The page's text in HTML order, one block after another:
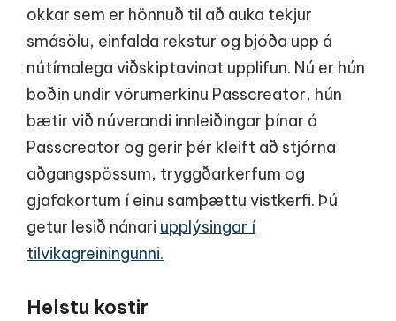
okkar sem er hönnuð til að auka tekjur
smásölu, einfalda rekstur og bjóða upp á
nútímalega viðskiptavinat upplifun. Nú er hún
boðin undir vörumerkinu Passcreator, hún
bætir við núverandi innleiðingar þínar á
Passcreator og gerir þér kleift að stjórna
aðgangspössum, tryggðarkerfum og
gjafakortum í einu samþættu vistkerfi. Þú
getur lesið nánari upplýsingar í
tilvikagreiningunni.
Helstu kostir